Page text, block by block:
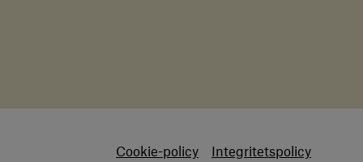
Cookie-policy Integritetspolicy